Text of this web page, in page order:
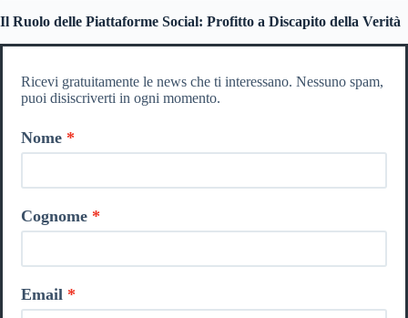
Il Ruolo delle Piattaforme Social: Profitto a Discapito della Verità
Ricevi gratuitamente le news che ti interessano. Nessuno spam,
puoi disiscriverti in ogni momento.
Nome
Cognome
Email